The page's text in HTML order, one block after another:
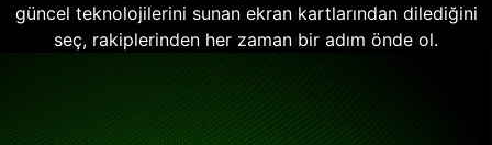
güncel teknolojilerini sunan ekran kartlarından dilediğini
seç, rakiplerinden her zaman bir adım önde ol.